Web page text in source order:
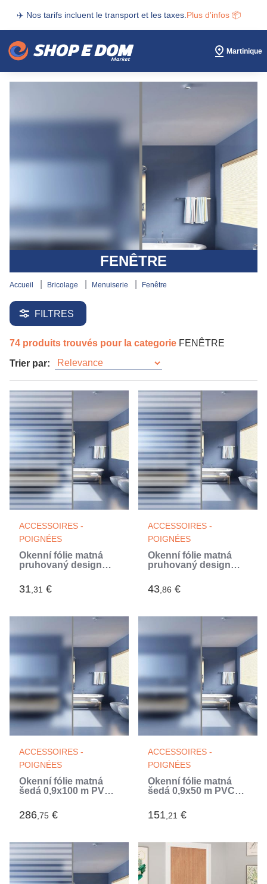
✈️ Nos tarifs incluent le transport et les taxes. Plus d'infos 📦
Martinique
FENÊTRE
accueil bricolage menuiserie fenêtre
FILTRES
74 produits trouvés pour la categorie FENÊTRE
Trier par:
ACCESSOIRES -
POIGNÉES
Okenní fólie matná
pruhovaný design
31,31 €
ACCESSOIRES -
POIGNÉES
Okenní fólie matná
pruhovaný design
43,86 €
ACCESSOIRES -
POIGNÉES
Okenní fólie matná
šedá 0,9x100 m PVC
286,75 €
ACCESSOIRES -
POIGNÉES
Okenní fólie matná
šedá 0,9x50 m PVC
151,21 €